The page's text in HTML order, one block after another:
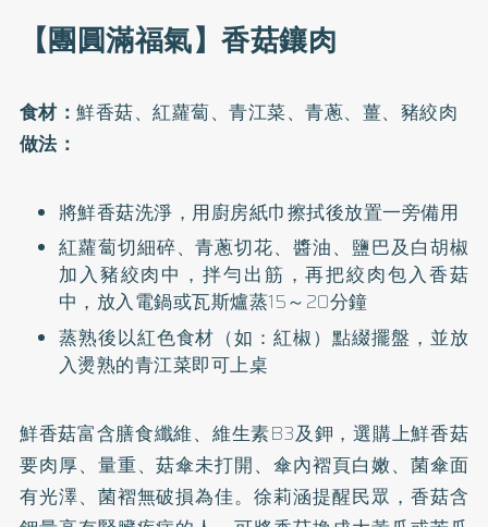
【團圓滿福氣】香菇鑲肉
食材：鮮香菇、紅蘿蔔、青江菜、青蔥、薑、豬絞肉
做法：
將鮮香菇洗淨，用廚房紙巾擦拭後放置一旁備用
紅蘿蔔切細碎、青蔥切花、醬油、鹽巴及白胡椒
加入豬絞肉中，拌勻出筋，再把絞肉包入香菇
中，放入電鍋或瓦斯爐蒸15～20分鐘
蒸熟後以紅色食材（如：紅椒）點綴擺盤，並放
入燙熟的青江菜即可上桌
鮮香菇富含膳食纖維、維生素B3及鉀，選購上鮮香菇
要肉厚、量重、菇傘未打開、傘內褶頁白嫩、菌傘面
有光澤、菌褶無破損為佳。徐莉涵提醒民眾，香菇含